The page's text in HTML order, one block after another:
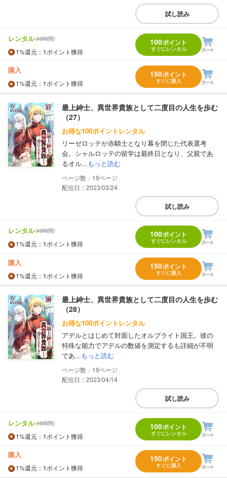
試し読み
レンタル(48時間)
1%還元 ：1ポイント獲得
100ポイント
すぐにレンタル
購入
1%還元 ：1ポイント獲得
150ポイント
すぐに購入
最上紳士、異世界貴族として二度目の人生を歩む
（27）
お得な100ポイントレンタル
リーゼロッテが赤騎士となり幕を閉じた代表選考
会。シャルロッテの留学は最終日となり、父親であ
るオル...もっと読む
19
配信日：2023/03/24
試し読み
レンタル(48時間)
1%還元 ：1ポイント獲得
100ポイント
すぐにレンタル
購入
1%還元 ：1ポイント獲得
150ポイント
すぐに購入
最上紳士、異世界貴族として二度目の人生を歩む
（28）
お得な100ポイントレンタル
アデルとはじめて対面したオルブライト国王。彼の
特殊な能力でアデルの数値を測定するも詳細が不明
であ...もっと読む
19
配信日：2023/04/14
試し読み
レンタル(48時間)
1%還元 ：1ポイント獲得
100ポイント
すぐにレンタル
購入
1%還元 ：1ポイント獲得
150ポイント
すぐに購入